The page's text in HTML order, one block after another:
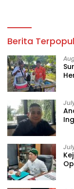
Berita